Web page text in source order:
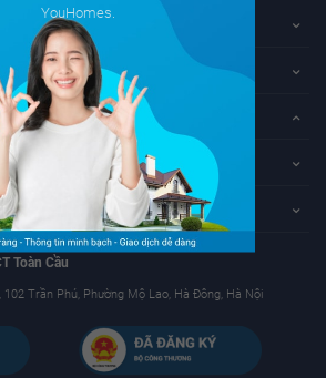
Toàn Cầu
Trần Phú, Phường Mộ Lao, Hà Đông, Hà Nội
YouHomes.